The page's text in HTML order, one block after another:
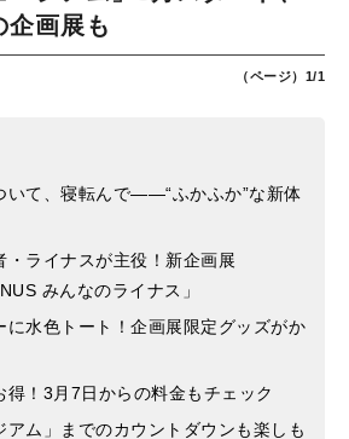
企画展も
（ページ）1/1
いて、寝転んで——“ふかふか”な新体
・ライナスが主役！新企画展
みんなのライナス」
に水色トート！企画展限定グッズがか
得！3月7日からの料金もチェック
アム」までのカウントダウンも楽しも